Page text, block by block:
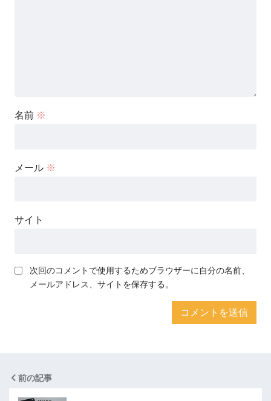
名前 ※
メール ※
サイト
次回のコメントで使用するためブラウザーに自分の名前、
メールアドレス、サイトを保存する。
前の記事